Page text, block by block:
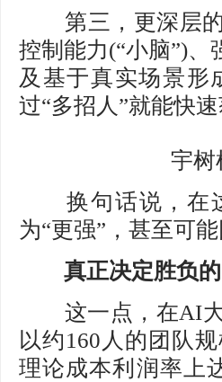
第三，更深层的
控制能力(“小脑”)
及基于真实场景形
过“多招人”就能快速
宇树机
换句话说，在这
为“更强”，甚至可
真正决定胜负的
这一点，在AI大
以约160人的团队
理论成本利润率上